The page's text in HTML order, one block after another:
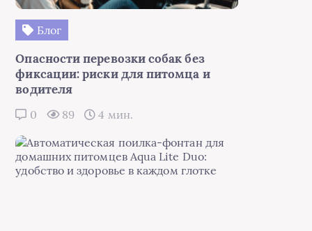
Блог
Опасности перевозки собак без
фиксации: риски для питомца и
водителя
0 89 4 мин.